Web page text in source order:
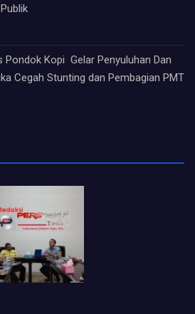
Kopi Gelar Penyuluhan Dan
Cegah Stunting dan Pembagian PMT